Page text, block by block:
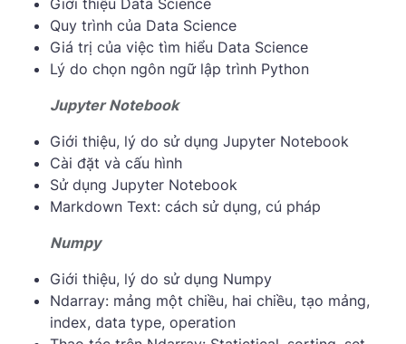
Giới thiệu Data Science
Quy trình của Data Science
Giá trị của việc tìm hiểu Data Science
Lý do chọn ngôn ngữ lập trình Python
Jupyter Notebook
Giới thiệu, lý do sử dụng Jupyter Notebook
Cài đặt và cấu hình
Sử dụng Jupyter Notebook
Markdown Text: cách sử dụng, cú pháp
Numpy
Giới thiệu, lý do sử dụng Numpy
Ndarray: mảng một chiều, hai chiều, tạo mảng,
index, data type, operation